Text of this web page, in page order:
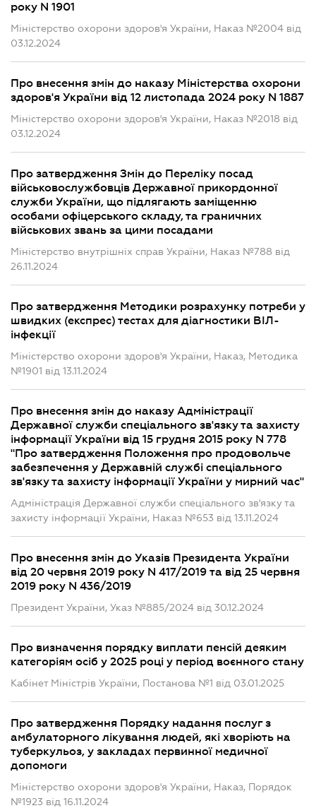
року N 1901
Міністерство охорони здоров'я України, Наказ №2004 від
03.12.2024
Про внесення змін до наказу Міністерства охорони
здоров'я України від 12 листопада 2024 року N 1887
Міністерство охорони здоров'я України, Наказ №2018 від
03.12.2024
Про затвердження Змін до Переліку посад
військовослужбовців Державної прикордонної
служби України, що підлягають заміщенню
особами офіцерського складу, та граничних
військових звань за цими посадами
Міністерство внутрішніх справ України, Наказ №788 від
26.11.2024
Про затвердження Методики розрахунку потреби у
швидких (експрес) тестах для діагностики ВІЛ-
інфекції
Міністерство охорони здоров'я України, Наказ, Методика
№1901 від 13.11.2024
Про внесення змін до наказу Адміністрації
Державної служби спеціального зв'язку та захисту
інформації України від 15 грудня 2015 року N 778
"Про затвердження Положення про продовольче
забезпечення у Державній службі спеціального
зв'язку та захисту інформації України у мирний час"
Адміністрація Державної служби спеціального зв'язку та
захисту інформації України, Наказ №653 від 13.11.2024
Про внесення змін до Указів Президента України
від 20 червня 2019 року N 417/2019 та від 25 червня
2019 року N 436/2019
Президент України, Указ №885/2024 від 30.12.2024
Про визначення порядку виплати пенсій деяким
категоріям осіб у 2025 році у період воєнного стану
Кабінет Міністрів України, Постанова №1 від 03.01.2025
Про затвердження Порядку надання послуг з
амбулаторного лікування людей, які хворіють на
туберкульоз, у закладах первинної медичної
допомоги
Міністерство охорони здоров'я України, Наказ, Порядок
№1923 від 16.11.2024